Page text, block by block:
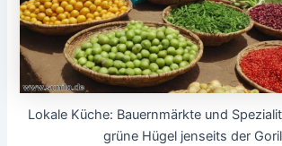
Lokale Küche: Bauernmärkte und
grüne Hügel jenseits der